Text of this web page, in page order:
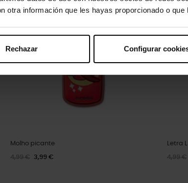
otra información que les hayas proporcionado o
Rechazar Configurar
Molho picante
4,99 € 3,99 €
Letra L
4,99 €